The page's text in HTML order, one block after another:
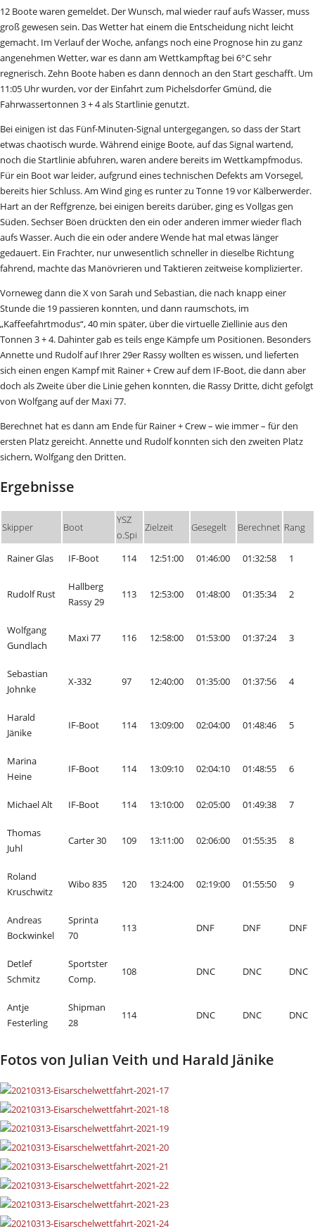
12 Boote waren gemeldet. Der Wunsch, mal wieder rauf aufs Wasser, muss
groß gewesen sein. Das Wetter hat einem die Entscheidung nicht leicht
gemacht. Im Verlauf der Woche, anfangs noch eine Prognose hin zu ganz
angenehmen Wetter, war es dann am Wettkampftag bei 6°C sehr
regnerisch. Zehn Boote haben es dann dennoch an den Start geschafft. Um
11:05 Uhr wurden, vor der Einfahrt zum Pichelsdorfer Gmünd, die
Fahrwassertonnen 3 + 4 als Startlinie genutzt.
Bei einigen ist das Fünf-Minuten-Signal untergegangen, so dass der Start
etwas chaotisch wurde. Während einige Boote, auf das Signal wartend,
noch die Startlinie abfuhren, waren andere bereits im Wettkampfmodus.
Für ein Boot war leider, aufgrund eines technischen Defekts am Vorsegel,
bereits hier Schluss. Am Wind ging es runter zu Tonne 19 vor Kälberwerder.
Hart an der Reffgrenze, bei einigen bereits darüber, ging es Vollgas gen
Süden. Sechser Böen drückten den ein oder anderen immer wieder flach
aufs Wasser. Auch die ein oder andere Wende hat mal etwas länger
gedauert. Ein Frachter, nur unwesentlich schneller in dieselbe Richtung
fahrend, machte das Manövrieren und Taktieren zeitweise komplizierter.
Vorneweg dann die X von Sarah und Sebastian, die nach knapp einer
Stunde die 19 passieren konnten, und dann raumschots, im
„Kaffeefahrtmodus“, 40 min später, über die virtuelle Ziellinie aus den
Tonnen 3 + 4. Dahinter gab es teils enge Kämpfe um Positionen. Besonders
Annette und Rudolf auf Ihrer 29er Rassy wollten es wissen, und lieferten
sich einen engen Kampf mit Rainer + Crew auf dem IF-Boot, die dann aber
doch als Zweite über die Linie gehen konnten, die Rassy Dritte, dicht gefolgt
von Wolfgang auf der Maxi 77.
Berechnet hat es dann am Ende für Rainer + Crew – wie immer – für den
ersten Platz gereicht. Annette und Rudolf konnten sich den zweiten Platz
sichern, Wolfgang den Dritten.
Ergebnisse
Skipper Boot
YSZ
o.Spi
Zielzeit Gesegelt Berechnet Rang
Rainer Glas IF-Boot 114 12:51:00 01:46:00 01:32:58 1
Rudolf Rust
Hallberg
Rassy 29
113 12:53:00 01:48:00 01:35:34 2
Wolfgang
Gundlach
Maxi 77 116 12:58:00 01:53:00 01:37:24 3
Sebastian
Johnke
X-332 97 12:40:00 01:35:00 01:37:56 4
Harald
Jänike
IF-Boot 114 13:09:00 02:04:00 01:48:46 5
Marina
Heine
IF-Boot 114 13:09:10 02:04:10 01:48:55 6
Michael Alt IF-Boot 114 13:10:00 02:05:00 01:49:38 7
Thomas
Juhl
Carter 30 109 13:11:00 02:06:00 01:55:35 8
Roland
Kruschwitz
Wibo 835 120 13:24:00 02:19:00 01:55:50 9
Andreas
Bockwinkel
Sprinta
70
113 DNF DNF DNF
Detlef
Schmitz
Sportster
Comp.
108 DNC DNC DNC
Antje
Festerling
Shipman
28
114 DNC DNC DNC
Fotos von Julian Veith und Harald Jänike